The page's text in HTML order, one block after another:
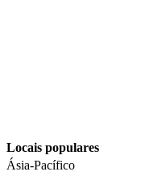
Locais populares​​
Ásia-Pacífico​​